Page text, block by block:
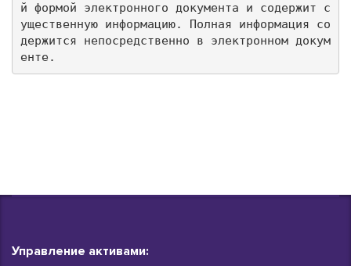
й формой электронного документа и содержит с
ущественную информацию. Полная информация со
держится непосредственно в электронном докум
енте.
Управление активами: